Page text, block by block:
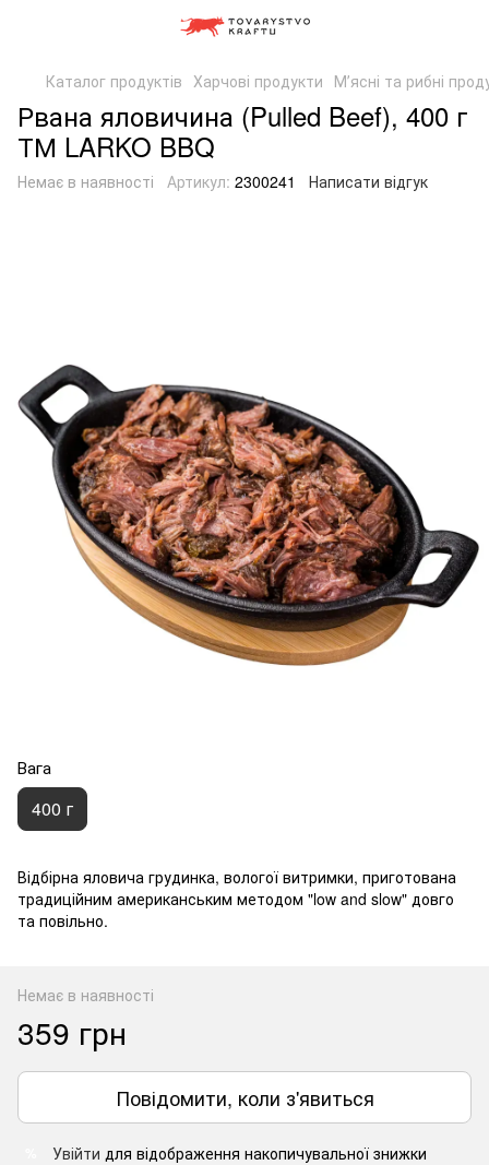
Каталог продуктів Харчові продукти Мʼясні та рибні
Рвана яловичина (Pulled Beef), 400 г
ТМ LARKO BBQ
Немає в наявності Артикул: 2300241 Написати відгук
Вага
400 г
Відбірна яловича грудинка, вологої витримки, приготована
традиційним американським методом "low and slow" довго
та повільно.
Немає в наявності
359 грн
Повідомити, коли з'явиться
Увійти для відображення накопичувальної знижки